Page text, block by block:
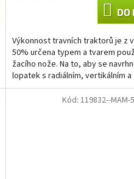
DO
Výkonnost travních traktorů je z
50% určena typem a tvarem
žacího nože. Na to, aby se
lopatek s radiálním, vertikálním a
horizontálním prouděním...
Kód: 119832--MAM-